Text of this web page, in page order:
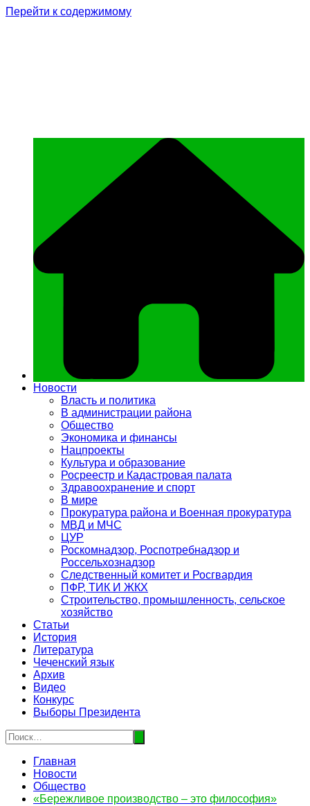
Перейти к содержимому
Новости
Власть и политика
В администрации района
Общество
Экономика и финансы
Нацпроекты
Культура и образование
Росреестр и Кадастровая палата
Здравоохранение и спорт
В мире
Прокуратура района и Военная прокуратура
МВД и МЧС
ЦУР
Роскомнадзор, Роспотребнадзор и
Россельхознадзор
Следственный комитет и Росгвардия
ПФР, ТИК И ЖКХ
Строительство, промышленность, сельское
хозяйство
Статьи
История
Литература
Чеченский язык
Архив
Видео
Конкурс
Выборы Президента
Главная
Новости
Общество
«Бережливое производство – это философия»